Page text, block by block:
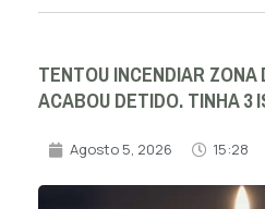
TENTOU INCENDIAR
ACABOU DETIDO. TINHA 3
Agosto 5, 2026 15:28